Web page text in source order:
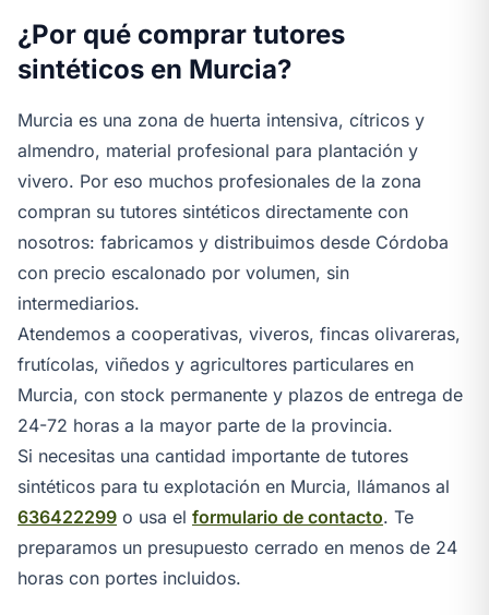
¿Por qué comprar tutores
sintéticos en Murcia?
Murcia es una zona de huerta intensiva, cítricos y
almendro, material profesional para plantación y
vivero. Por eso muchos profesionales de la zona
compran su tutores sintéticos directamente con
nosotros: fabricamos y distribuimos desde Córdoba
con precio escalonado por volumen, sin
intermediarios.
Atendemos a cooperativas, viveros, fincas olivareras,
frutícolas, viñedos y agricultores particulares en
Murcia, con stock permanente y plazos de entrega de
24-72 horas a la mayor parte de la provincia.
Si necesitas una cantidad importante de tutores
sintéticos para tu explotación en Murcia, llámanos al
636422299 o usa el formulario de contacto. Te
preparamos un presupuesto cerrado en menos de 24
horas con portes incluidos.